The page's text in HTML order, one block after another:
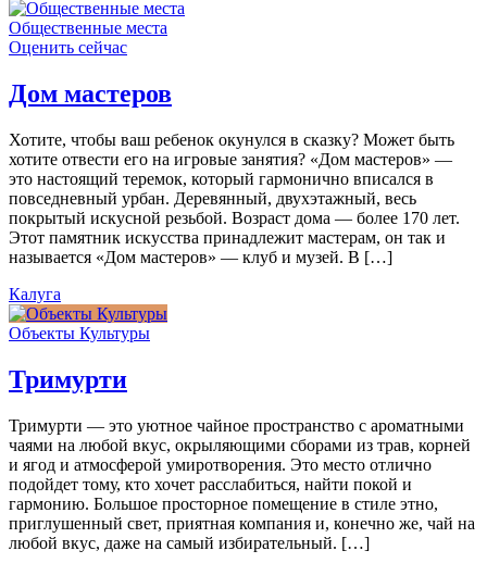
Общественные места
Оценить сейчас
Дом мастеров
Хотите, чтобы ваш ребенок окунулся в сказку? Может быть
хотите отвести его на игровые занятия? «Дом мастеров» —
это настоящий теремок, который гармонично вписался в
повседневный урбан. Деревянный, двухэтажный, весь
покрытый искусной резьбой. Возраст дома — более 170 лет.
Этот памятник искусства принадлежит мастерам, он так и
называется «Дом мастеров» — клуб и музей. В […]
Калуга
Объекты Культуры
Тримурти
Тримурти — это уютное чайное пространство с ароматными
чаями на любой вкус, окрыляющими сборами из трав, корней
и ягод и атмосферой умиротворения. Это место отлично
подойдет тому, кто хочет расслабиться, найти покой и
гармонию. Большое просторное помещение в стиле этно,
приглушенный свет, приятная компания и, конечно же, чай на
любой вкус, даже на самый избирательный. […]